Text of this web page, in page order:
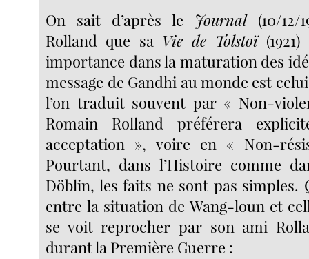
On sait d’après le Journal(10/12/
Rolland que sa Vie de Tolstoï
importance dans la maturation des
message de Gandhi au monde est celui
l’on traduit souvent par « Non-
Romain Rolland préférera
acceptation », voire en « Non-
Pourtant, dans l’Histoire comme
Döblin, les faits ne sont pas simples.
entre la situation de Wang-loun et
se voit reprocher par son ami
durant la Première Guerre :